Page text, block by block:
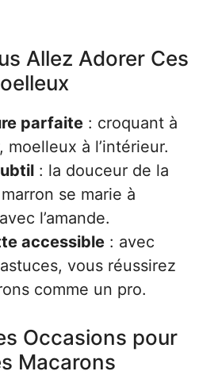
Allez Adorer Ces
parfaite : croquant à
moelleux à l’intérieur.
: la douceur de la
se marie à
l’amande.
accessible : avec
vous réussirez
comme un pro.
Occasions pour
Macarons